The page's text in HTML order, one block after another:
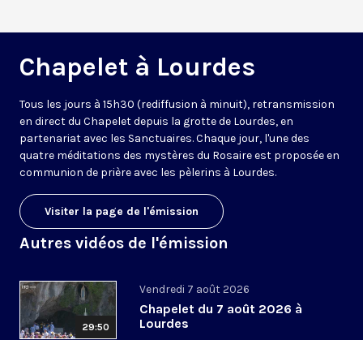
Chapelet à Lourdes
Tous les jours à 15h30 (rediffusion à minuit), retransmission
en direct du Chapelet depuis la grotte de Lourdes, en
partenariat avec les Sanctuaires. Chaque jour, l'une des
quatre méditations des mystères du Rosaire est proposée en
communion de prière avec les pèlerins à Lourdes.
Visiter la page de l'émission
Autres vidéos de l'émission
29:50
Vendredi 7 août 2026
Chapelet du 7 août 2026 à
Lourdes